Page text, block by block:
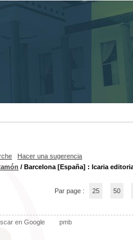
Hacer una sugerencia
/ Barcelona [España] : Icaria
Par page : 25 50
en Google pmb